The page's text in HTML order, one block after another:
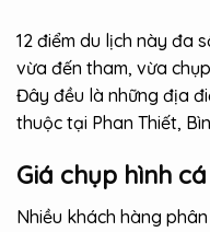
12 điểm du lịch này đa
vừa đến tham, vừa
Đây đều là những địa
thuộc tại Phan Thiết,
Giá chụp hình
Nhiều khách hàng